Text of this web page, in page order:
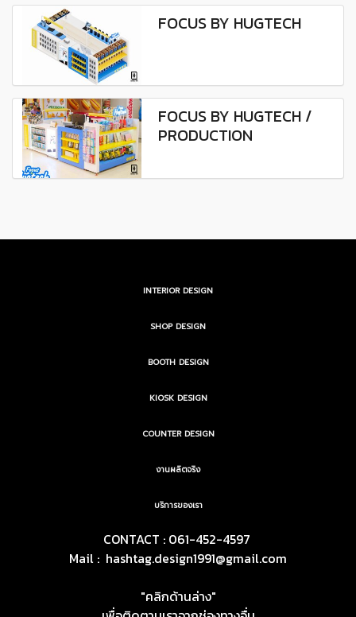
FOCUS BY HUGTECH
FOCUS BY HUGTECH /
PRODUCTION
INTERIOR DESIGN
SHOP DESIGN
BOOTH DESIGN
KIOSK DESIGN
COUNTER DESIGN
งานผลิตจริง
บริการของเรา
CONTACT : 061-452-4597
Mail : hashtag.design1991@gmail.com
"คลิกด้านล่าง"